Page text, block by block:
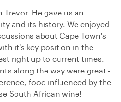
Trevor. He gave us an
and its history. We enjoyed
about Cape Town's
it's key position in the
right up to current times.
along the way were great -
food influenced by the
South African wine!